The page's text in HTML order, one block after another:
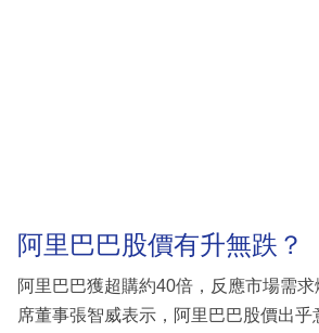
阿里巴巴股價有升無跌？
阿里巴巴獲超購約40倍，反應市場需
席董事張智威表示，阿里巴巴股價出乎